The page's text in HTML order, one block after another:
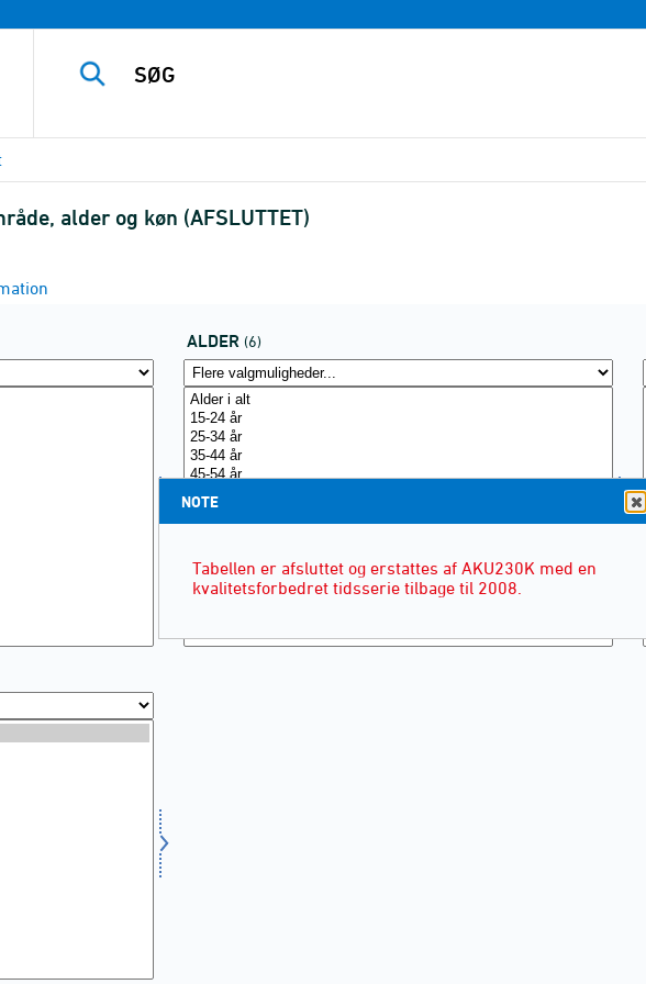
alder og køn (AFSLUTTET)
ALDER (6)
NOTE
Tabellen er afsluttet og erstattes af AKU230K med en
kvalitetsforbedret tidsserie tilbage til 2008.